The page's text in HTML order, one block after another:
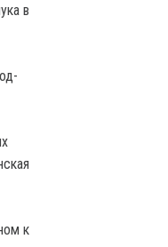
в
к